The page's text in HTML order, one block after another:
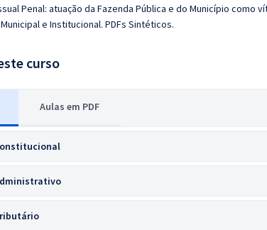
Penal: atuação da Fazenda Pública e do Município
e Institucional. PDFs Sintéticos.
curso
Aulas em PDF